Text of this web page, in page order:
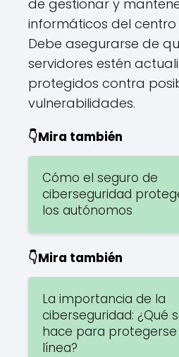
de gestionar y
informáticos del centro
Debe asegurarse de
servidores estén
protegidos contra
vulnerabilidades.
👇Mira también
Cómo el seguro de
ciberseguridad
los autónomos
👇Mira también
La importancia de la
ciberseguridad: ¿Qué
hace para protegerse
línea?